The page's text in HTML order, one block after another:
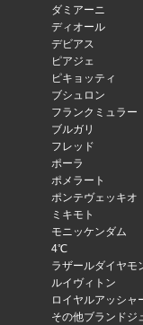
ダミアーニ
ディオール
デビアス
ピアジェ
ピキョッティ
ブシュロン
フランクミュラー
ブルガリ
フレッド
ポーラ
ポメラート
ポンテヴェッキオ
ミキモト
モニッケンダム
4℃
ラザールダイヤモ
ルイヴィトン
ロイヤルアッシャ
その他ブランドジ